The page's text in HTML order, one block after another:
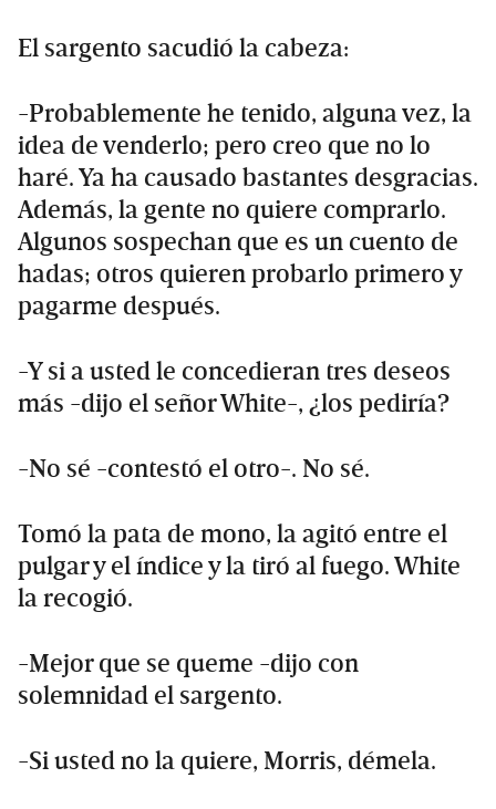
El sargento sacudió la cabeza:
-Probablemente he tenido, alguna vez, la
idea de venderlo; pero creo que no lo
haré. Ya ha causado bastantes desgracias.
Además, la gente no quiere comprarlo.
Algunos sospechan que es un cuento de
hadas; otros quieren probarlo primero y
pagarme después.
-Y si a usted le concedieran tres deseos
más -dijo el señor White-, ¿los pediría?
-No sé -contestó el otro-. No sé.
Tomó la pata de mono, la agitó entre el
pulgar y el índice y la tiró al fuego. White
la recogió.
-Mejor que se queme -dijo con
solemnidad el sargento.
-Si usted no la quiere, Morris, démela.